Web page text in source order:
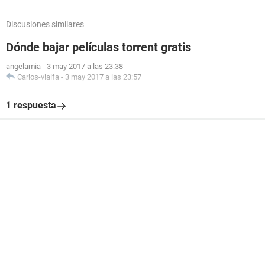
Discusiones similares
Dónde bajar películas torrent gratis
angelamia - 3 may 2017 a las 23:38
Carlos-vialfa - 3 may 2017 a las 23:57
1 respuesta